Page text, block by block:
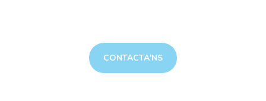
CONTACTA'NS